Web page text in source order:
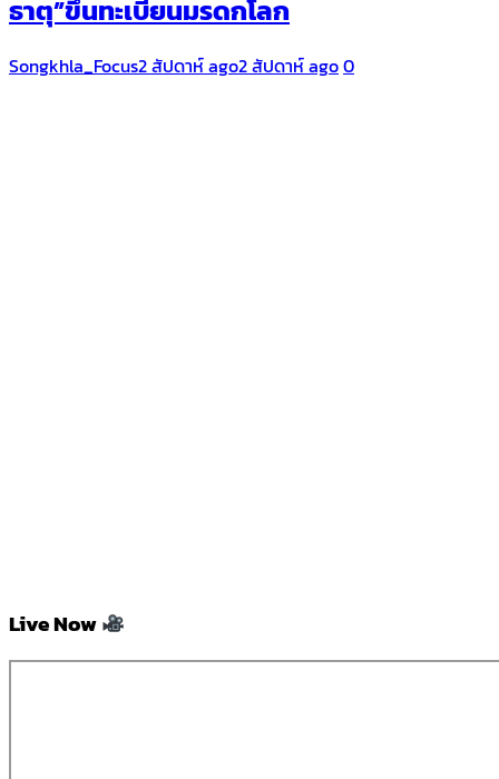
ธาตุ”ขึ้นทะเบียนมรดกโลก
Songkhla_Focus2 สัปดาห์ ago2 สัปดาห์ ago0
Live Now